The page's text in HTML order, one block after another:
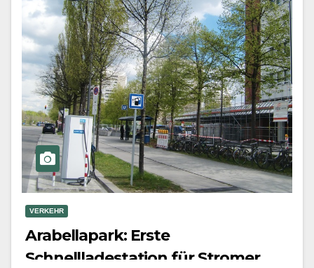
VERKEHR
Arabellapark: Erste
Schnellladestation für Stromer